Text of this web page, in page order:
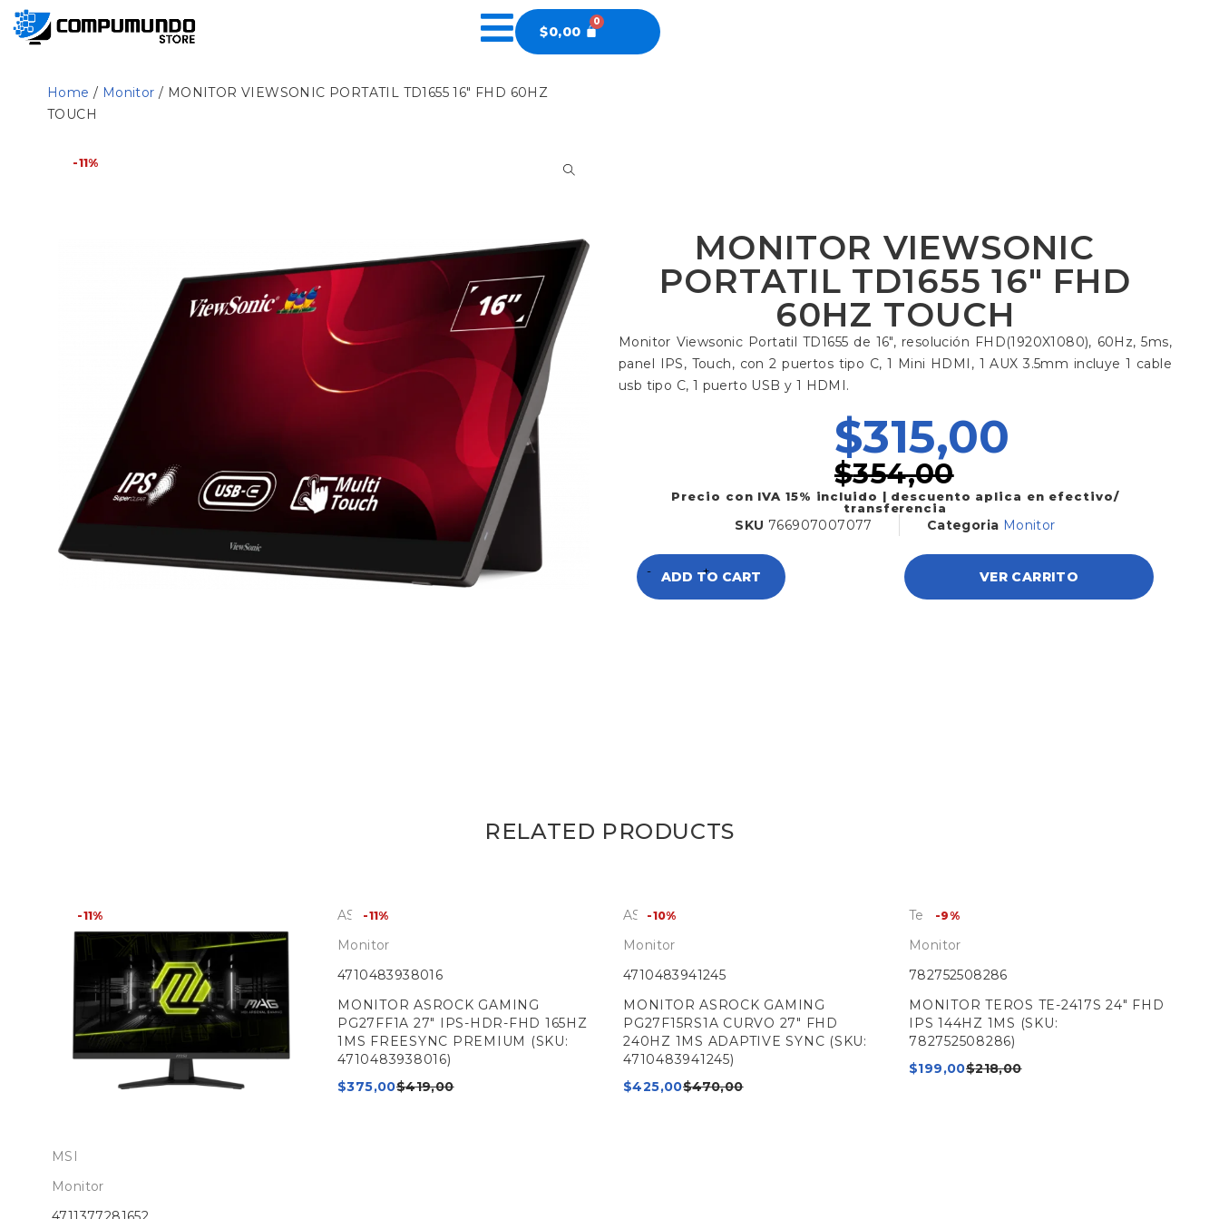
$0,00
Home / Monitor / MONITOR VIEWSONIC PORTATIL TD1655 16″ FHD 60HZ
TOUCH
-11%
MONITOR VIEWSONIC
PORTATIL TD1655 16″ FHD
60HZ TOUCH
Monitor Viewsonic Portatil TD1655 de 16″, resolución FHD(1920X1080), 60Hz, 5ms,
panel IPS, Touch, con 2 puertos tipo C, 1 Mini HDMI, 1 AUX 3.5mm incluye 1 cable
usb tipo C, 1 puerto USB y 1 HDMI.
$354,00
$315,00
Precio con IVA 15% incluido | descuento aplica en efectivo/
transferencia
SKU 766907007077 Categoria Monitor
ADD TO CART VER CARRITO
RELATED PRODUCTS
-11%
MSI
Monitor
-11%
ASRock
Monitor
4710483938016
MONITOR ASROCK GAMING
PG27FF1A 27" IPS-HDR-FHD 165HZ
1MS FREESYNC PREMIUM (SKU:
4710483938016)
$419,00
$375,00
-10%
ASRock
Monitor
4710483941245
MONITOR ASROCK GAMING
PG27F15RS1A CURVO 27" FHD
240HZ 1MS ADAPTIVE SYNC (SKU:
4710483941245)
$470,00
$425,00
-9%
Teros
Monitor
782752508286
MONITOR TEROS TE-2417S 24" FHD
IPS 144HZ 1MS (SKU:
782752508286)
$218,00
$199,00